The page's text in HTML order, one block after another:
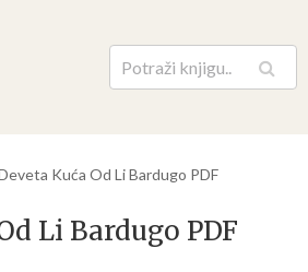
Pretraga
Kuća Od Li Bardugo PDF
Li Bardugo PDF